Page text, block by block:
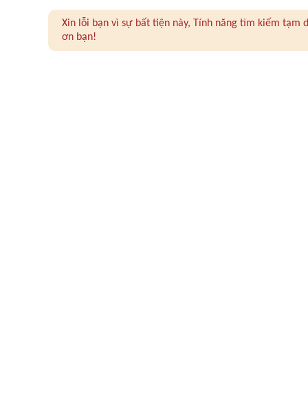
Xin lỗi bạn vì sự bất tiện này, Tính năng tìm kiếm
ơn bạn!